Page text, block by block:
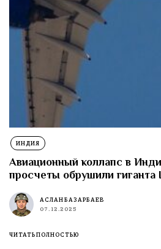
ИНДИЯ
Авиационный коллапс в
просчеты обрушили гиганта
АСЛАН БАЗАРБАЕВ
07.12.2025
ЧИТАТЬ ПОЛНОСТЬЮ